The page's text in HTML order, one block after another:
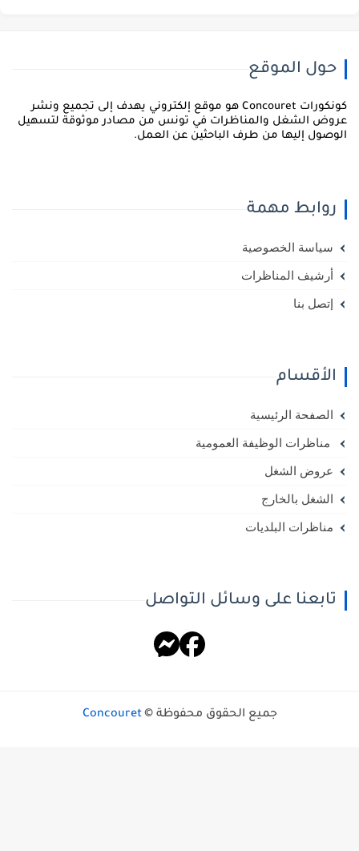
حول الموقع
كونكورات Concouret هو موقع إلكتروني يهدف إلى تجميع ونشر
الشغل والمناظرات في تونس من مصادر موثوقة لتسهيل
إليها من طرف الباحثين عن العمل.
روابط مهمة
سياسة الخصوصية
أرشيف المناظرات
إتصل بنا
الأقسام
الصفحة الرئيسية
مناظرات الوظيفة العمومية
عروض الشغل
الشغل بالخارج
مناظرات البلديات
تابعنا على وسائل التواصل
جميع الحقوق محفوظة © Concouret